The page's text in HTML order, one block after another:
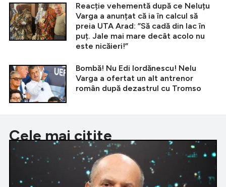
Reacție vehementă după ce Neluțu
Varga a anunțat că ia în calcul să
preia UTA Arad: ”Să cadă din lac în
puț. Jale mai mare decât acolo nu
este nicăieri!”
Bombă! Nu Edi Iordănescu! Nelu
Varga a ofertat un alt antrenor
român după dezastrul cu Tromso
Cele mai citite